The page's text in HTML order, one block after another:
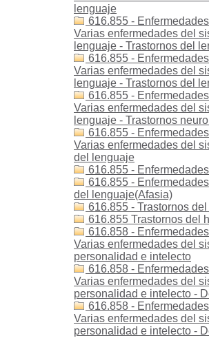
lenguaje
616.855 -
Varias enfermedades del
lenguaje - Trastornos del
616.855 -
Varias enfermedades del
lenguaje - Trastornos del
616.855 -
Varias enfermedades del
lenguaje - Trastornos
616.855 -
Varias enfermedades del
del lenguaje
616.855 -
616.855 -
del lenguaje(Afasia)
616.855 - Trastornos
616.855 Trastornos del
616.858 -
Varias enfermedades del
personalidad e intelecto
616.858 -
Varias enfermedades del
personalidad e intelecto -
616.858 -
Varias enfermedades del
personalidad e intelecto -